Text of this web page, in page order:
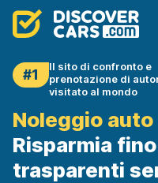
#1
Il sito di confronto e
prenotazione di
visitato al mondo
Noleggio auto
Risparmia
trasparenti